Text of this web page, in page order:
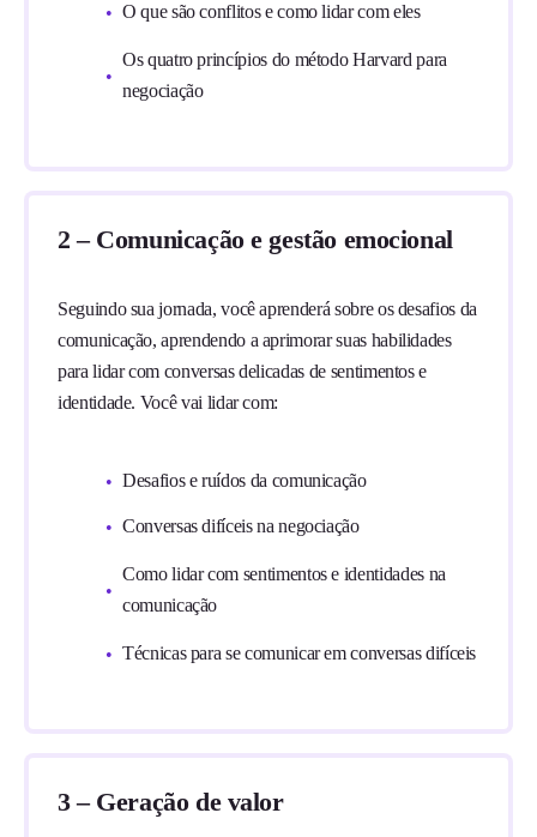
O que são conflitos e como lidar com eles
Os quatro princípios do método Harvard para
negociação
2 – Comunicação e gestão emocional
Seguindo sua jornada, você aprenderá sobre os desafios da
comunicação, aprendendo a aprimorar suas habilidades
para lidar com conversas delicadas de sentimentos e
identidade. Você vai lidar com:
Desafios e ruídos da comunicação
Conversas difíceis na negociação
Como lidar com sentimentos e identidades na
comunicação
Técnicas para se comunicar em conversas difíceis
3 – Geração de valor